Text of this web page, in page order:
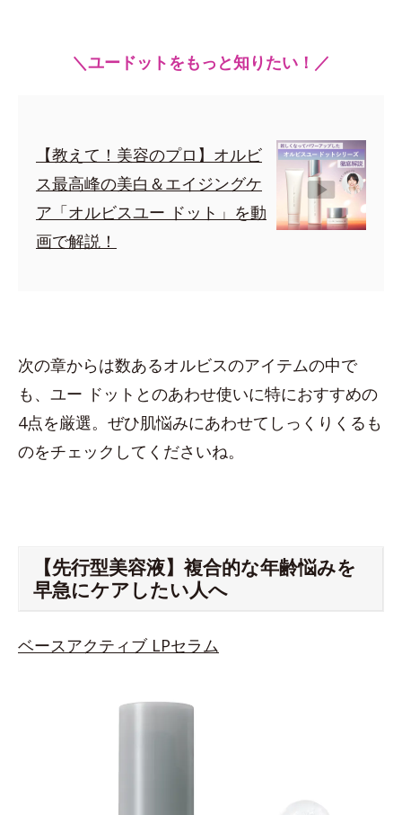
＼ユードットをもっと知りたい！／
【教えて！美容のプロ】オルビ
ス最高峰の美白＆エイジングケ
ア「オルビスユー ドット」を動
画で解説！
次の章からは数あるオルビスのアイテムの中で
も、ユー ドットとのあわせ使いに特におすすめの
4点を厳選。ぜひ肌悩みにあわせてしっくりくるも
のをチェックしてくださいね。
【先行型美容液】複合的な年齢悩みを
早急にケアしたい人へ
ベースアクティブ LPセラム